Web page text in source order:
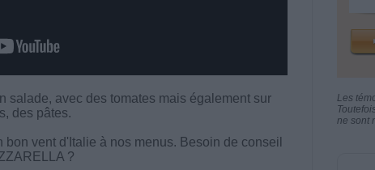
salade, avec des tomates mais également sur
des pâtes.
bon vent d'Italie à nos menus. Besoin de conseil
?
Les
ne sont